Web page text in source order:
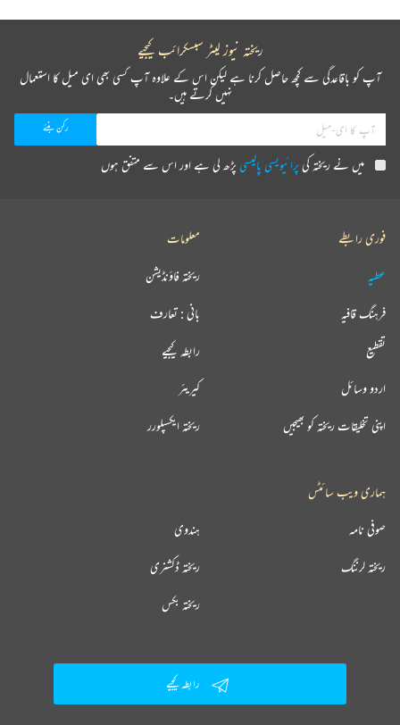
ریختہ نیوز لیٹر سبسکرائب کیجیے
آپ کو باقاعدگی سے کچھ حاصل کرنا ہے لیکن اس کے علاوہ آپ کسی بھی ای میل کا استعمال
نہیں کرتے ہیں۔
میں نے ریختہ کیپرائیویسی پالیسیپڑھ لی ہے اور اس سے متفق ہوں
فوری رابطے
عطیہ
فرہنگ قافیہ
تقطیع
اردو وسائل
اپنی تخلیقات ریختہ کو بھیجیں
معلومات
ریختہ فاؤنڈیشن
بانی : تعارف
رابطہ کیجیے
کیریئر
ریختہ ایکسپلورر
ہماری ویب سائٹس
ہندوی صوفی نامہ
ریختہ ڈکشنری ریختہ لرننگ
ریختہ بکس
رابطہ کیجیے